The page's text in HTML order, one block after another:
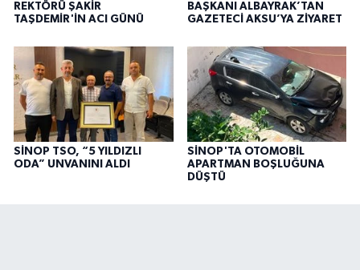
REKTÖRÜ ŞAKİR
TAŞDEMİR'İN ACI GÜNÜ
BAŞKANI ALBAYRAK’TAN
GAZETECİ AKSU’YA ZİYARET
SİNOP TSO, “5 YILDIZLI
ODA” UNVANINI ALDI
SİNOP'TA OTOMOBİL
APARTMAN BOŞLUĞUNA
DÜŞTÜ